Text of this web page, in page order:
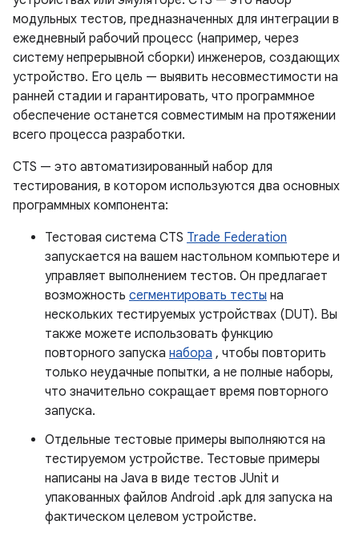
модульных тестов, предназначенных для интеграции в
ежедневный рабочий процесс (например, через
систему непрерывной сборки) инженеров, создающих
устройство. Его цель — выявить несовместимости на
ранней стадии и гарантировать, что программное
обеспечение останется совместимым на протяжении
всего процесса разработки.
CTS — это автоматизированный набор для
тестирования, в котором используются два основных
программных компонента:
Тестовая система CTS Trade Federation
запускается на вашем настольном компьютере и
управляет выполнением тестов. Он предлагает
возможность сегментировать тесты на
нескольких тестируемых устройствах (DUT). Вы
также можете использовать функцию
повторного запуска набора , чтобы повторить
только неудачные попытки, а не полные наборы,
что значительно сокращает время повторного
запуска.
Отдельные тестовые примеры выполняются на
тестируемом устройстве. Тестовые примеры
написаны на Java в виде тестов JUnit и
упакованных файлов Android .apk для запуска на
фактическом целевом устройстве.